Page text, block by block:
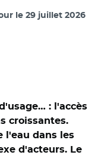
le 29 juillet 2026
: l'accès
croissantes.
l'eau dans les
d'acteurs. Le